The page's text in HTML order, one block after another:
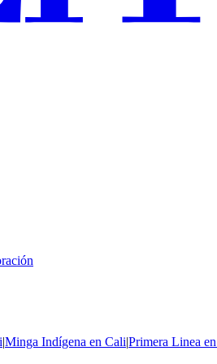
|Minga Indígena en Cali|Primera Linea